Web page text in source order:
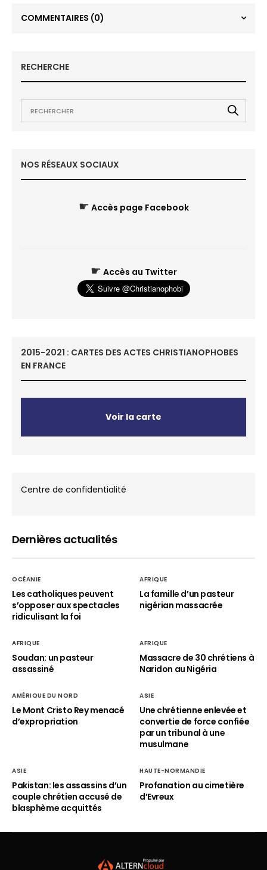
COMMENTAIRES (0)
RECHERCHE
NOS RÉSEAUX SOCIAUX
☛ Accès page Facebook
☛ Accès au Twitter
2015-2021 : CARTES DES ACTES CHRISTIANOPHOBES
EN FRANCE
Voir la carte
Centre de confidentialité
Dernières actualités
OCÉANIE
Les catholiques peuvent
s’opposer aux spectacles
ridiculisant la foi
AFRIQUE
La famille d’un pasteur
nigérian massacrée
AFRIQUE
Soudan: un pasteur
assassiné
AFRIQUE
Massacre de 30 chrétiens à
Naridon au Nigéria
AMÉRIQUE DU NORD
Le Mont Cristo Rey menacé
d’expropriation
ASIE
Une chrétienne enlevée et
convertie de force confiée
par un tribunal à une
musulmane
ASIE
Pakistan: les assassins d’un
couple chrétien accusé de
blasphème acquittés
HAUTE-NORMANDIE
Profanation au cimetière
d’Evreux